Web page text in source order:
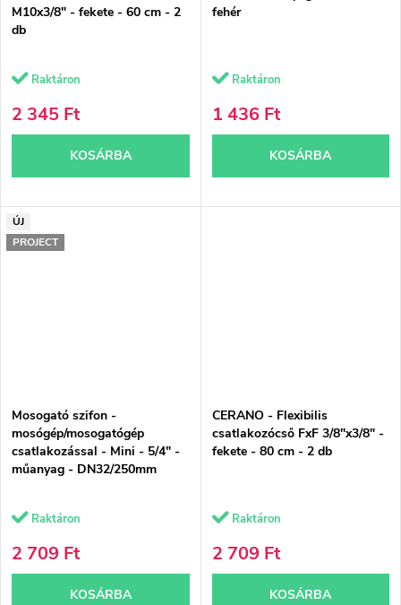
M10x3/8" - fekete - 60 cm - 2
db
Raktáron
2 345 Ft
KOSÁRBA
fehér
Raktáron
1 436 Ft
KOSÁRBA
ÚJ
PROJECT
Mosogató szifon -
mosógép/mosogatógép
csatlakozással - Mini - 5/4" -
műanyag - DN32/250mm
Raktáron
2 709 Ft
KOSÁRBA
CERANO - Flexibilis
csatlakozócső FxF 3/8"x3/8" -
fekete - 80 cm - 2 db
Raktáron
2 709 Ft
KOSÁRBA